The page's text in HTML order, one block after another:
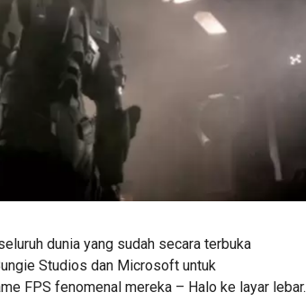
dunia yang sudah secara terbuka
Studios dan Microsoft untuk
FPS fenomenal mereka – Halo ke layar lebar.